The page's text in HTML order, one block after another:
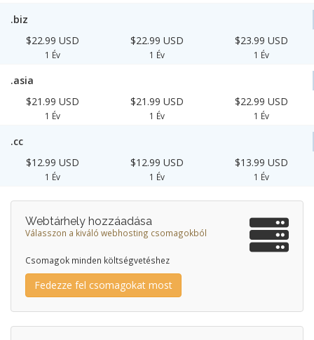
.biz
$22.99 USD
1 Év
$22.99 USD
1 Év
$23.99 USD
1 Év
.asia
$21.99 USD
1 Év
$21.99 USD
1 Év
$22.99 USD
1 Év
.cc
$12.99 USD
1 Év
$12.99 USD
1 Év
$13.99 USD
1 Év
Webtárhely hozzáadása
Válasszon a kiváló webhosting csomagokból
Csomagok minden költségvetéshez
Fedezze fel csomagokat most